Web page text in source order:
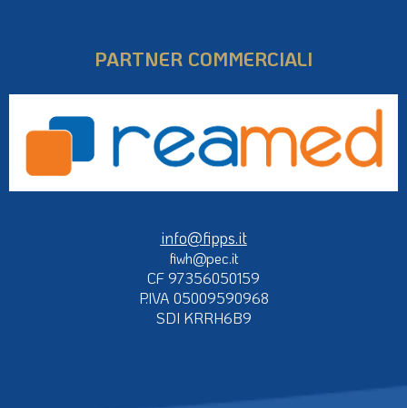
PARTNER COMMERCIALI
info@fipps.it
fiwh@pec.it
CF 97356050159
P.IVA 05009590968
SDI KRRH6B9